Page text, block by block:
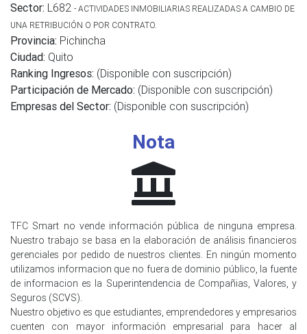
Sector: L682 - ACTIVIDADES INMOBILIARIAS REALIZADAS A CAMBIO DE
UNA RETRIBUCIÓN O POR CONTRATO.
Provincia: Pichincha
Ciudad: Quito
Ranking Ingresos: (Disponible con suscripción)
Participación de Mercado: (Disponible con suscripción)
Empresas del Sector: (Disponible con suscripción)
Nota
TFC Smart no vende información pública de ninguna empresa.
Nuestro trabajo se basa en la elaboración de análisis financieros
gerenciales por pedido de nuestros clientes. En ningún momento
utilizamos informacion que no fuera de dominio público, la fuente
de informacion es la Superintendencia de Compañias, Valores, y
Seguros (SCVS).
Nuestro objetivo es que estudiantes, emprendedores y empresarios
cuenten con mayor información empresarial para hacer al